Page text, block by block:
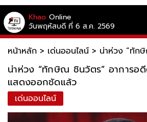
Khao Online
วันพฤหัสบดี ที่ 6 ส.ค. 2569
หน้าหลัก > เด่นออนไลน์ > น่าห่วง “ทัก
น่าห่วง “ทักษิณ ชินวัตร” อาการอ
แสดงออกชัดแล้ว
เด่นออนไลน์